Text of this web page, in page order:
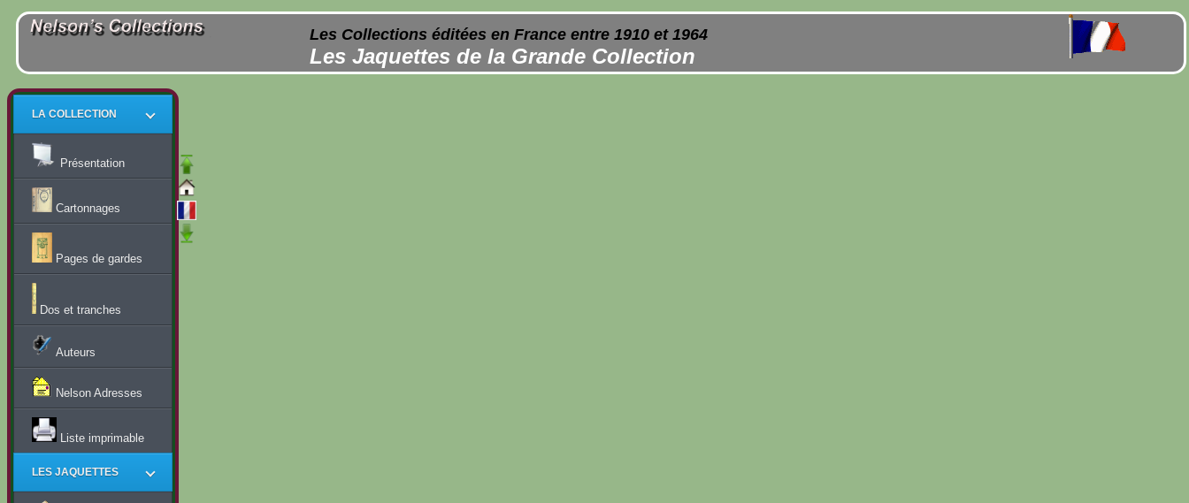
Les Collections éditées en France entre 1910 et 1964
Les Jaquettes de la Grande Collection
LA COLLECTION
Présentation
Cartonnages
Pages de gardes
Dos et tranches
Auteurs
Nelson Adresses
Liste imprimable
LES JAQUETTES